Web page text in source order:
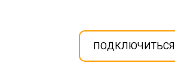
ПОДКЛЮЧИТЬСЯ